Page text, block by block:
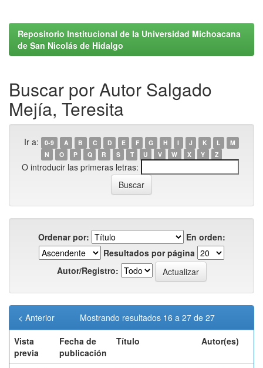
Repositorio Institucional de la Universidad Michoacana
de San Nicolás de Hidalgo
Buscar por Autor Salgado
Mejía, Teresita
Ir a: 0-9 A B C D E F G H I J K L
M
N
O P Q R S T U V W X Y Z
O introducir las primeras letras:
Ordenar por:
En orden:
Resultados por página
Autor/Registro:
Mostrando resultados 16 a 27 de 27
< Anterior
Vista
previa
Fecha de
publicación
Título Autor(es)